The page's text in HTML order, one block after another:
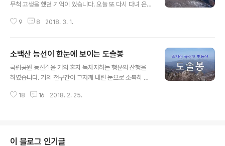
무척 고생을 했던 기억이 있습니다. 오늘 또 다시 다녀 온
니다. 바람소리가 환청으로 들릴 정도로 하루 종일 바람 속
라고 하는데 대개의 산행은 밤머리재에서 시작하는 경우가
많습니다. 해발 600m의 밤머리재에서 산행을 시작하면
웅석봉 정상(1,099m)까지는 불과 500여m만 오르면 되
좋기 때문입니다. 근데 자가차량으로 산행을 할려면 아무
9 8 2018. 3. 1.
소백산 능선이 한눈에 보이는 도솔봉
국립공원 능선길을 거의 혼자 독차지하는 행운의 산행을
하였습니다. 거의 전구간이 그저께 내린 눈으로 소복히 덮
이 들었지만 발자국 전혀없는 탐스러운 눈길 위를 내 발자
인기있는 코스인데 이런 인기 구간과는 무관한 도솔봉은
18 16 2018. 2. 25.
이 블로그 인기글